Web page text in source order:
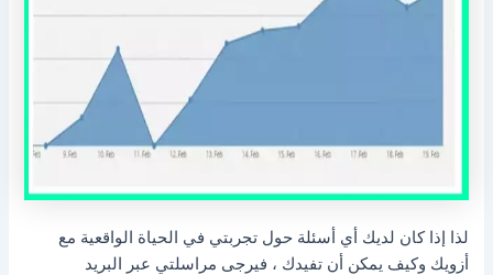
لذا إذا كان لديك أي أسئلة حول تجربتي في الحياة الواقعية مع
أزويك وكيف يمكن أن تفيدك ، فيرجى مراسلتي عبر البريد